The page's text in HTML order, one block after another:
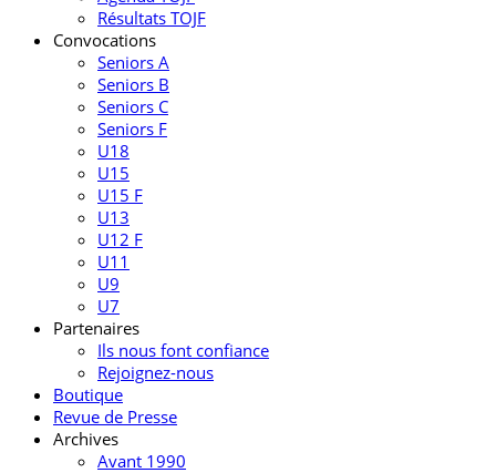
Résultats TOJF
Convocations
Seniors A
Seniors B
Seniors C
Seniors F
U18
U15
U15 F
U13
U12 F
U11
U9
U7
Partenaires
Ils nous font confiance
Rejoignez-nous
Boutique
Revue de Presse
Archives
Avant 1990